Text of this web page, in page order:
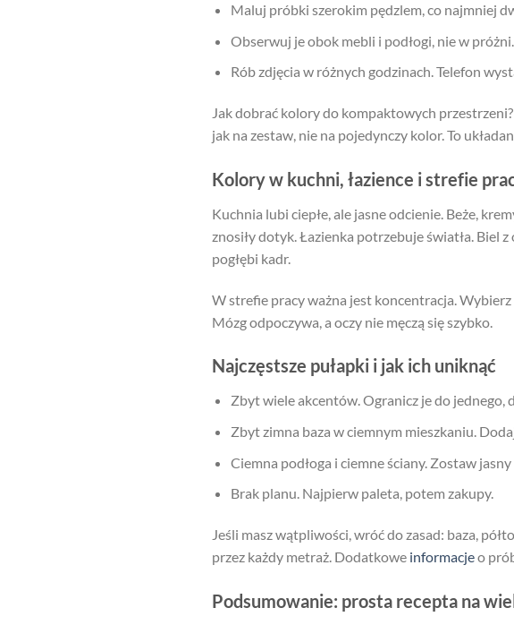
Maluj próbki szerokim pędzlem, co najmniej
Obserwuj je obok mebli i podłogi, nie w próżni.
Rób zdjęcia w różnych godzinach. Telefon
Jak dobrać kolory do kompaktowych
jak na zestaw, nie na pojedynczy kolor. To
Kolory w kuchni, łazience i strefie
Kuchnia lubi ciepłe, ale jasne odcienie. Beże,
znosiły dotyk. Łazienka potrzebuje światła. Biel
pogłębi kadr.
W strefie pracy ważna jest koncentracja. Wybierz
Mózg odpoczywa, a oczy nie męczą się szybko.
Najczęstsze pułapki i jak ich uniknąć
Zbyt wiele akcentów. Ogranicz je do jednego,
Zbyt zimna baza w ciemnym mieszkaniu.
Ciemna podłoga i ciemne ściany. Zostaw
Brak planu. Najpierw paleta, potem zakupy.
Jeśli masz wątpliwości, wróć do zasad: baza,
przez każdy metraż. Dodatkowe informacjeo
Podsumowanie: prosta recepta na